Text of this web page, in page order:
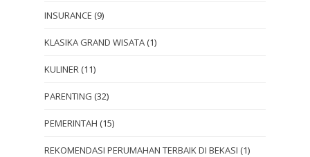
INSURANCE (9)
KLASIKA GRAND WISATA (1)
KULINER (11)
PARENTING (32)
PEMERINTAH (15)
REKOMENDASI PERUMAHAN TERBAIK DI BEKASI (1)